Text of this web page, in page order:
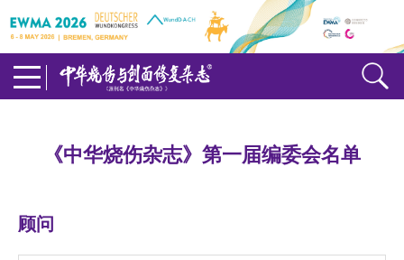
《中华烧伤杂志》第一届编委会名单
顾问